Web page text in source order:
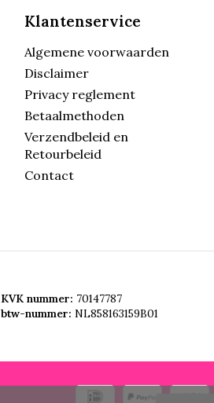
Klantenservice
Algemene voorwaarden
Disclaimer
Privacy reglement
Betaalmethoden
Verzendbeleid en
Retourbeleid
Contact
KVK nummer: 70147787
btw-nummer: NL858163159B01